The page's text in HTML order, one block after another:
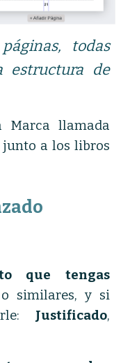
todas
estructura de
Marca llamada
junto a los libros
que tengas
similares, y si
Justificado,